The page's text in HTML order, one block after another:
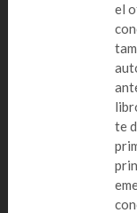
el
te